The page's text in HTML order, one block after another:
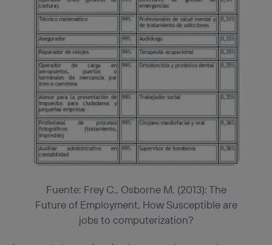
Fuente: Frey C., Osborne M. (2013): The
Future of Employment, How Susceptible are
jobs to computerization?